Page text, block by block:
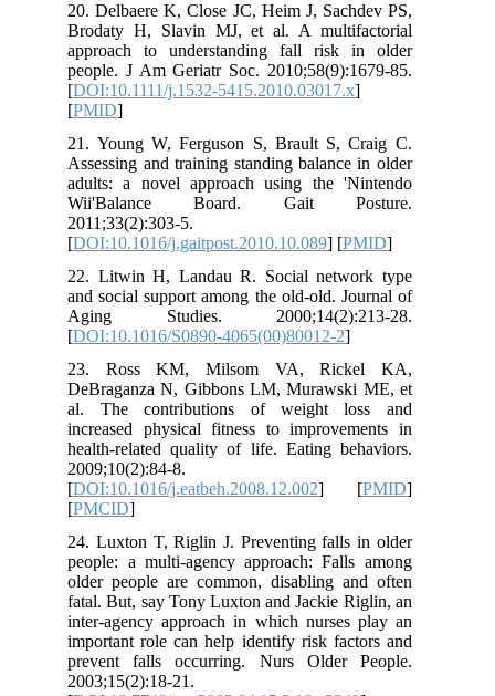
20. Delbaere K, Close JC, Heim J, Sachdev PS,
Brodaty H, Slavin MJ, et al. A multifactorial
approach to understanding fall risk in older
people. J Am Geriatr Soc. 2010;58(9):1679-85.
[DOI:10.1111/j.1532-5415.2010.03017.x
[PMID
21. Young W, Ferguson S, Brault S, Craig C.
Assessing and training standing balance in older
adults: a novel approach using the 'Nintendo
Wii'Balance Board. Gait Posture.
2011;33(2):303-5.
[DOI:10.1016/j.gaitpost.2010.10.089] [PMID
22. Litwin H, Landau R. Social network type
and social support among the old-old. Journal of
Aging Studies. 2000;14(2):213-28.
[DOI:10.1016/S0890-4065(00)80012-2
23. Ross KM, Milsom VA, Rickel KA,
DeBraganza N, Gibbons LM, Murawski ME, et
al. The contributions of weight loss and
increased physical fitness to improvements in
health-related quality of life. Eating behaviors.
2009;10(2):84-8.
[DOI:10.1016/j.eatbeh.2008.12.002 ] [PMID
[PMCID
24. Luxton T, Riglin J. Preventing falls in older
people: a multi-agency approach: Falls among
older people are common, disabling and often
fatal. But, say Tony Luxton and Jackie Riglin, an
inter-agency approach in which nurses play an
important role can help identify risk factors and
prevent falls occurring. Nurs Older People.
2003;15(2):18-21.